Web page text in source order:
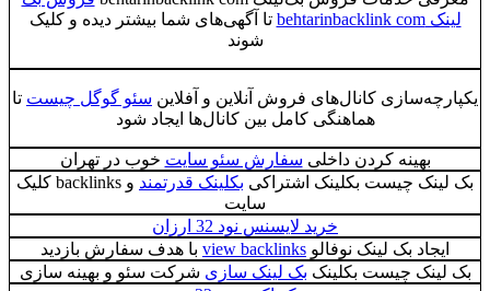
لینک behtarinbacklink com
تا آگهی‌های شما بیشتر دیده و کلیک
شوند
یکپارچه‌سازی کانال‌های فروش آنلاین و آفلاین سئو گوگل چیست تا
هماهنگی کامل بین کانال‌ها ایجاد شود
بهینه کردن داخلی سفارش سئو سایت خوب در تهران
بک لینک چیست بکلینک اشتراکی بکلینک قدرتمند
و backlinks کلیک
سایت
خرید لایسنس نود 32 ارزان
ایجاد بک لینک نوفالو view backlinks با هدف سفارش بازدید
بک لینک چیست بکلینک بک لینک سازی شرکت سئو و بهینه سازی